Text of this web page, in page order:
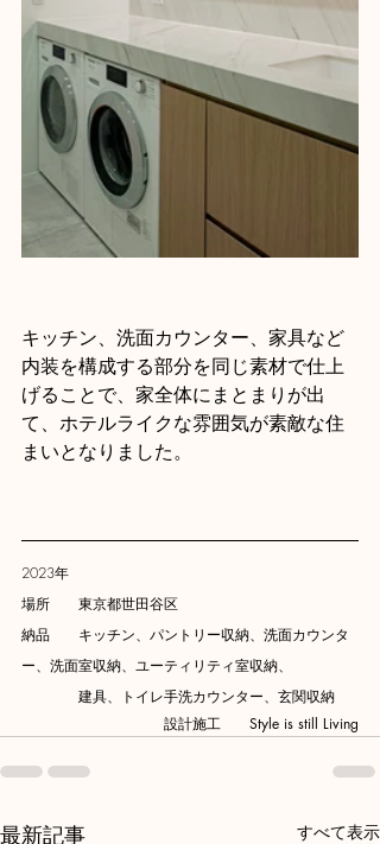
キッチン、洗面カウンター、家具など
内装を構成する部分を同じ素材で仕上
げることで、家全体にまとまりが出
て、ホテルライクな雰囲気が素敵な住
まいとなりました。
2023年
場所　　東京都世田谷区
納品　　キッチン、パントリー収納、洗面カウンタ
ー、洗面室収納、ユーティリティ室収納、
建具、トイレ手洗カウンター、玄関収納
設計施工　　Style is still Living
最新記事 すべて表示